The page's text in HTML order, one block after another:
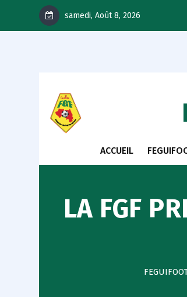
samedi, Août 8, 2026
ACCUEIL
LA FGF